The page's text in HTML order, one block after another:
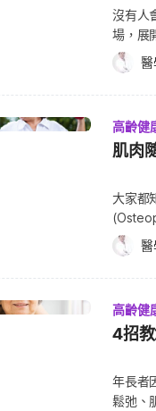
的背景與貢獻。 二、
與專業背景，有助於我們
當代生物醫學研究領域中
、粒線體功能、癌症生物
的研究生涯中有多項突破性發現。 他最廣
明粒線體膜的通透性改變
實驗室深入解析粒線體介
活。他亦發現了「誘導凋
Cell Death, ICD）也有重
療與免疫監控密切相關。
噬作用15。 自噬作用是細胞清除與回收受損組件的關鍵
教授對其在細胞適應、壓
，Kroemer 也被視為全球最具
甚廣，涵蓋腫瘤代謝、腫
）」與「抗老化基因（
向的『
活品質
死亡的風險日益增加。 心
乾眼 老花 周邊視力降低 強光耐受力降低 （同場加映：家有老人必推！常見眼疾與
眼睛照顧） 聽覺： 聽力障礙 耳鳴 暈眩 嗅覺： 嗅
力下降 （同場加映：肌肉隨年齡流失！預防肌少症3招一起做） 腦神經： 腦部組織
萎縮 中風 （同場加映：中風後遺症別煩！親友牢記4點助康復） 老化心理上的特徵
失落感：喪失原有社
沒有人
場，展
是人
面對
幫助考
得很開
工的行
妻子
沒有工
它或許
繼續付出。 冒險者(Adventurer)：冒險者有明確的
做的事。 自由滑翔者(Easy Glider)：沒有了工作，也就沒有了包
受無工
醫
高齡健
肌肉
大家都
能會
半發
化的趨
10年會
的肌肉
平凡的走路，都會
比較吃
醫
高齡健
4招
年長者
鬆弛、